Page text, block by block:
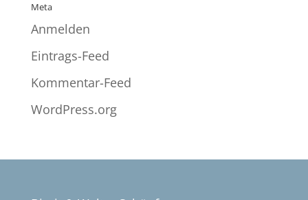
Meta
Anmelden
Eintrags-Feed
Kommentar-Feed
WordPress.org